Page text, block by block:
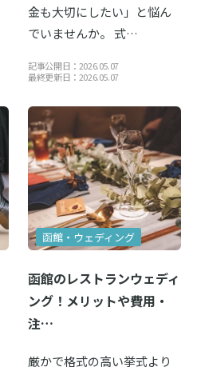
金も大切にしたい」と悩ん
でいませんか。 式…
記事公開日：2026.05.07
最終更新日：2026.05.07
函館・ウェディング
函館のレストランウェディ
ング！メリットや費用・
注…
厳かで格式の高い挙式より